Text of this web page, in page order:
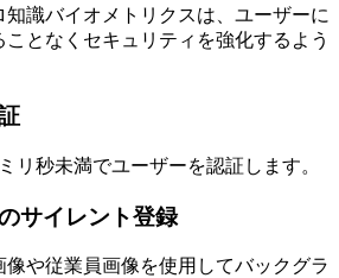
識バイオメトリクスは、ユーザーに
となくセキュリティを強化するよう
リ秒未満でユーザーを認証します。
サイレント登録
や従業員画像を使用してバックグラ